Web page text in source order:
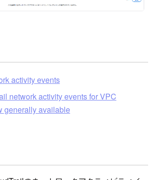
activity events
network activity events for VPC
generally available